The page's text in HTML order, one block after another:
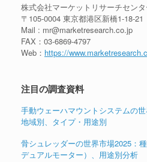
株式会社マーケットリサーチセン
〒105-0004 東京都港区新橋1-18-21
Mail : mr@marketresearch.co.jp
FAX：03-6869-4797
Web： https://
注目の調査資料
手動ウェーハマウントシステムの世
地域別、タイプ・用途別
骨シュレッダーの世界市場2025：
デュアルモーター）、用途別分析